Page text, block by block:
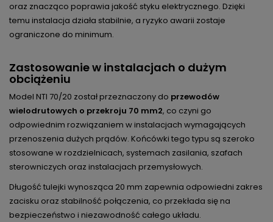
oraz znacząco poprawia jakość styku elektrycznego. Dzięki
temu instalacja działa stabilnie, a ryzyko awarii zostaje
ograniczone do minimum.
Zastosowanie w instalacjach o dużym
obciążeniu
Model NTI 70/20 został przeznaczony do przewodów
wielodrutowych o przekroju 70 mm2, co czyni go
odpowiednim rozwiązaniem w instalacjach wymagających
przenoszenia dużych prądów. Końcówki tego typu są szeroko
stosowane w rozdzielnicach, systemach zasilania, szafach
sterowniczych oraz instalacjach przemysłowych.
Długość tulejki wynosząca 20 mm zapewnia odpowiedni zakres
zacisku oraz stabilność połączenia, co przekłada się na
bezpieczeństwo i niezawodność całego układu.